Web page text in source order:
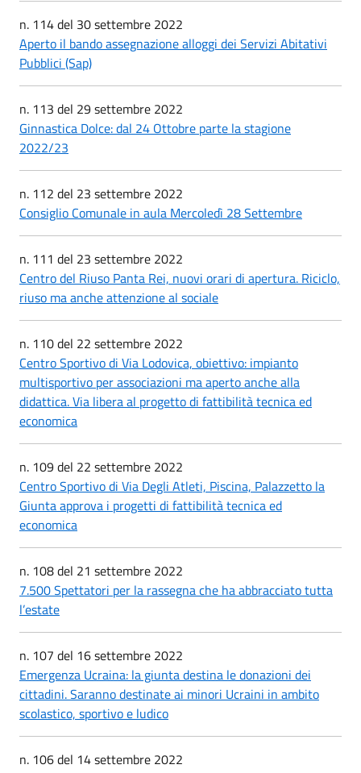
n. 114 del 30 settembre 2022
Aperto il bando assegnazione alloggi dei Servizi Abitativi
Pubblici (Sap)
n. 113 del 29 settembre 2022
Ginnastica Dolce: dal 24 Ottobre parte la stagione
2022/23
n. 112 del 23 settembre 2022
Consiglio Comunale in aula Mercoledì 28 Settembre
n. 111 del 23 settembre 2022
Centro del Riuso Panta Rei, nuovi orari di apertura. Riciclo,
riuso ma anche attenzione al sociale
n. 110 del 22 settembre 2022
Centro Sportivo di Via Lodovica, obiettivo: impianto
multisportivo per associazioni ma aperto anche alla
didattica. Via libera al progetto di fattibilità tecnica ed
economica
n. 109 del 22 settembre 2022
Centro Sportivo di Via Degli Atleti, Piscina, Palazzetto la
Giunta approva i progetti di fattibilità tecnica ed
economica
n. 108 del 21 settembre 2022
7.500 Spettatori per la rassegna che ha abbracciato tutta
l’estate
n. 107 del 16 settembre 2022
Emergenza Ucraina: la giunta destina le donazioni dei
cittadini. Saranno destinate ai minori Ucraini in ambito
scolastico, sportivo e ludico
n. 106 del 14 settembre 2022